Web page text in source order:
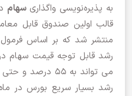
به پذیره‌نویسی واگذاریسهام
منتشر شد که بر اساس
رشد قابل توجه قیمت سهام
می تواند به ۵۵
رشد بسیار سریع بورس در